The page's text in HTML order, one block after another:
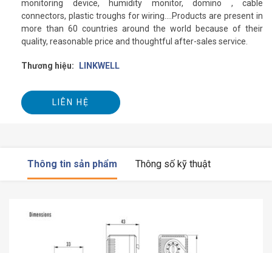
monitoring device, humidity monitor, domino , cable
connectors, plastic troughs for wiring….Products are present in
more than 60 countries around the world because of their
quality, reasonable price and thoughtful after-sales service.
Thương hiệu: LINKWELL
LIÊN HỆ
Thông tin sản phẩm Thông số kỹ thuật